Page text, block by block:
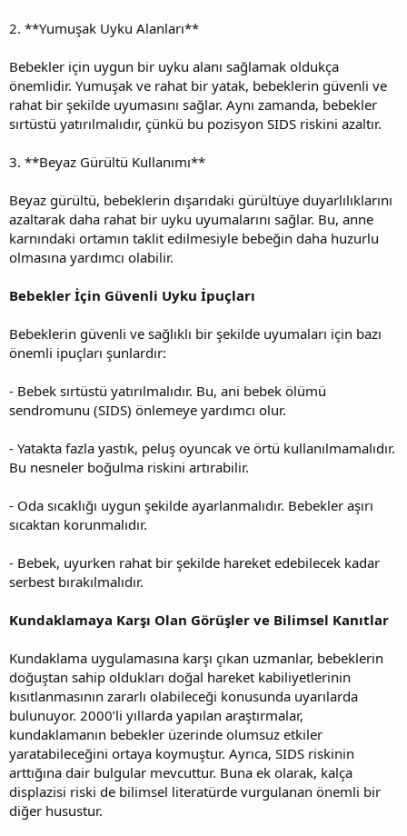
2. **Yumuşak Uyku Alanları**
Bebekler için uygun bir uyku alanı sağlamak oldukça
önemlidir. Yumuşak ve rahat bir yatak, bebeklerin güvenli ve
rahat bir şekilde uyumasını sağlar. Aynı zamanda, bebekler
sırtüstü yatırılmalıdır, çünkü bu pozisyon SIDS riskini azaltır.
3. **Beyaz Gürültü Kullanımı**
Beyaz gürültü, bebeklerin dışarıdaki gürültüye duyarlılıklarını
azaltarak daha rahat bir uyku uyumalarını sağlar. Bu, anne
karnındaki ortamın taklit edilmesiyle bebeğin daha huzurlu
olmasına yardımcı olabilir.
Bebekler İçin Güvenli Uyku İpuçları
Bebeklerin güvenli ve sağlıklı bir şekilde uyumaları için bazı
önemli ipuçları şunlardır:
- Bebek sırtüstü yatırılmalıdır. Bu, ani bebek ölümü
sendromunu (SIDS) önlemeye yardımcı olur.
- Yatakta fazla yastık, peluş oyuncak ve örtü kullanılmamalıdır.
Bu nesneler boğulma riskini artırabilir.
- Oda sıcaklığı uygun şekilde ayarlanmalıdır. Bebekler aşırı
sıcaktan korunmalıdır.
- Bebek, uyurken rahat bir şekilde hareket edebilecek kadar
serbest bırakılmalıdır.
Kundaklamaya Karşı Olan Görüşler ve Bilimsel Kanıtlar
Kundaklama uygulamasına karşı çıkan uzmanlar, bebeklerin
doğuştan sahip oldukları doğal hareket kabiliyetlerinin
kısıtlanmasının zararlı olabileceği konusunda uyarılarda
bulunuyor. 2000’li yıllarda yapılan araştırmalar,
kundaklamanın bebekler üzerinde olumsuz etkiler
yaratabileceğini ortaya koymuştur. Ayrıca, SIDS riskinin
arttığına dair bulgular mevcuttur. Buna ek olarak, kalça
displazisi riski de bilimsel literatürde vurgulanan önemli bir
diğer husustur.